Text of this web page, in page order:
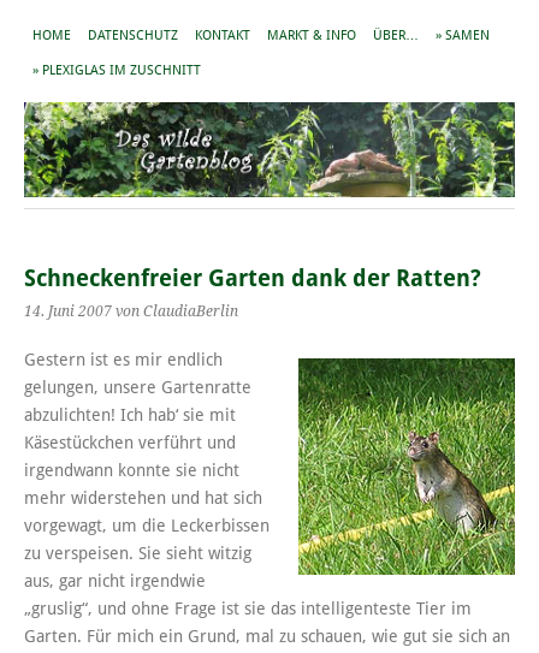
HOME DATENSCHUTZ KONTAKT MARKT & INFO ÜBER… » SAMEN
» PLEXIGLAS IM ZUSCHNITT
Schneckenfreier Garten dank der Ratten?
14. Juni 2007 von ClaudiaBerlin
Gestern ist es mir endlich
gelungen, unsere Gartenratte
abzulichten! Ich hab‘ sie mit
Käsestückchen verführt und
irgendwann konnte sie nicht
mehr widerstehen und hat sich
vorgewagt, um die Leckerbissen
zu verspeisen. Sie sieht witzig
aus, gar nicht irgendwie
„gruslig“, und ohne Frage ist sie das intelligenteste Tier im
Garten. Für mich ein Grund, mal zu schauen, wie gut sie sich an